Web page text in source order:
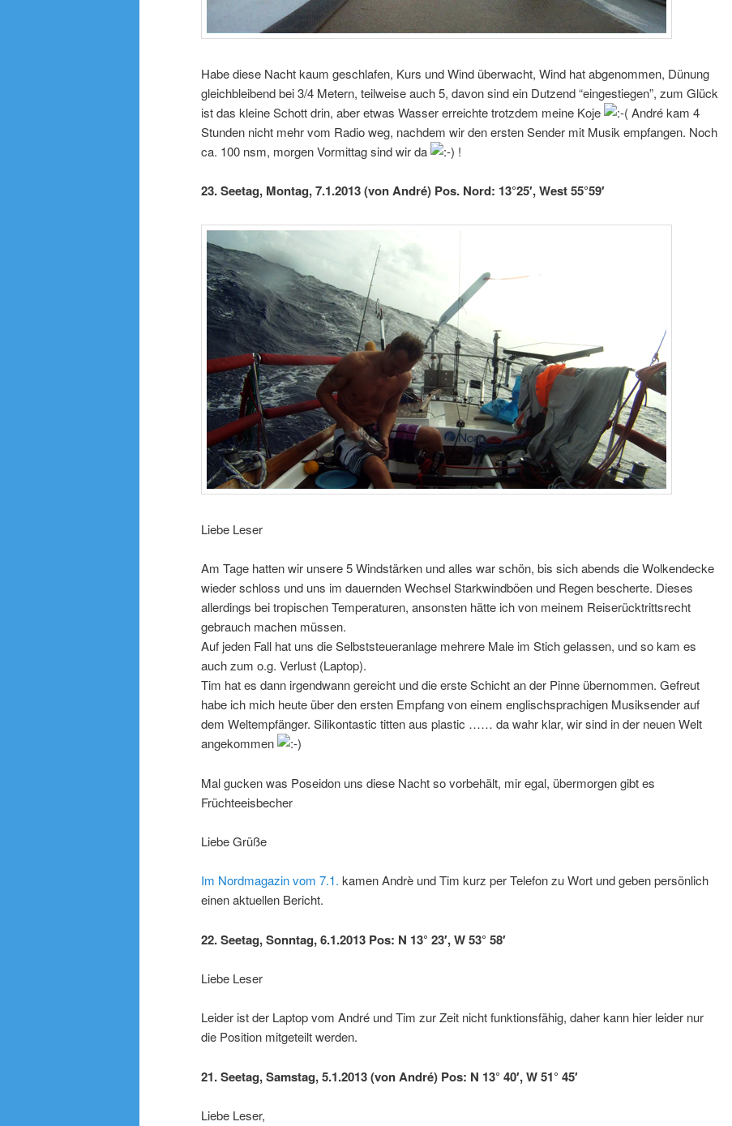
Habe diese Nacht kaum geschlafen, Kurs und Wind überwacht, Wind hat abgenommen, Dünung
gleichbleibend bei 3/4 Metern, teilweise auch 5, davon sind ein Dutzend “eingestiegen”, zum Glück
ist das kleine Schott drin, aber etwas Wasser erreichte trotzdem meine Koje
André kam 4
Stunden nicht mehr vom Radio weg, nachdem wir den ersten Sender mit Musik empfangen. Noch
ca. 100 nsm, morgen Vormittag sind wir da
!
23. Seetag, Montag, 7.1.2013 (von André) Pos. Nord: 13°25′, West 55°59′
Liebe Leser
Am Tage hatten wir unsere 5 Windstärken und alles war schön, bis sich abends die Wolkendecke
wieder schloss und uns im dauernden Wechsel Starkwindböen und Regen bescherte. Dieses
allerdings bei tropischen Temperaturen, ansonsten hätte ich von meinem Reiserücktrittsrecht
gebrauch machen müssen.
Auf jeden Fall hat uns die Selbststeueranlage mehrere Male im Stich gelassen, und so kam es
auch zum o.g. Verlust (Laptop).
Tim hat es dann irgendwann gereicht und die erste Schicht an der Pinne übernommen. Gefreut
habe ich mich heute über den ersten Empfang von einem englischsprachigen Musiksender auf
dem Weltempfänger. Silikontastic titten aus plastic …… da wahr klar, wir sind in der neuen Welt
angekommen
Mal gucken was Poseidon uns diese Nacht so vorbehält, mir egal, übermorgen gibt es
Früchteeisbecher
Liebe Grüße
Im Nordmagazin vom 7.1. kamen Andrè und Tim kurz per Telefon zu Wort und geben persönlich
einen aktuellen Bericht.
22. Seetag, Sonntag, 6.1.2013 Pos: N 13° 23′, W 53° 58′
Liebe Leser
Leider ist der Laptop vom André und Tim zur Zeit nicht funktionsfähig, daher kann hier leider nur
die Position mitgeteilt werden.
21. Seetag, Samstag, 5.1.2013 (von André) Pos: N 13° 40′, W 51° 45′
Liebe Leser,